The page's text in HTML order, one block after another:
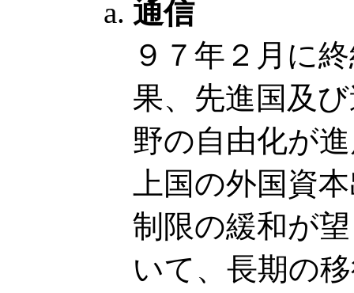
通信
９７年２月に
果、先進国及
野の自由化が
上国の外国資
制限の緩和が
いて、長期の